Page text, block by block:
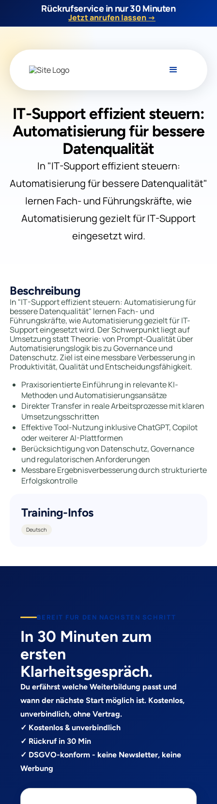
Rückrufservice in nur 30 Minuten
Jetzt anrufen lassen →
IT-Support effizient steuern:
Automatisierung für bessere
Datenqualität
In "IT-Support effizient steuern:
Automatisierung für bessere Datenqualität"
lernen Fach- und Führungskräfte, wie
Automatisierung gezielt für IT-Support
eingesetzt wird.
Beschreibung
In "IT-Support effizient steuern: Automatisierung für
bessere Datenqualität" lernen Fach- und
Führungskräfte, wie Automatisierung gezielt für IT-
Support eingesetzt wird. Der Schwerpunkt liegt auf
Umsetzung statt Theorie: von Prompt-Qualität über
Automatisierungslogik bis zu Governance und
Datenschutz. Ziel ist eine messbare Verbesserung in
Produktivität, Qualität und Entscheidungsfähigkeit.
Praxisorientierte Einführung in relevante KI-
Methoden und Automatisierungsansätze
Direkter Transfer in reale Arbeitsprozesse mit klaren
Umsetzungsschritten
Effektive Tool-Nutzung inklusive ChatGPT, Copilot
oder weiterer AI-Plattformen
Berücksichtigung von Datenschutz, Governance
und regulatorischen Anforderungen
Messbare Ergebnisverbesserung durch strukturierte
Erfolgskontrolle
Training-Infos
Deutsch
BEREIT FUR DEN NACHSTEN SCHRITT
In 30 Minuten zum
ersten
Klarheitsgespräch.
Du erfährst welche Weiterbildung passt und
wann der nächste Start möglich ist. Kostenlos,
unverbindlich, ohne Vertrag.
✓ Kostenlos & unverbindlich
✓ Rückruf in 30 Min
✓ DSGVO-konform - keine Newsletter, keine
Werbung